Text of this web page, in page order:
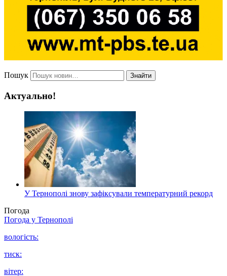
Пошук Знайти
Актуально!
У Тернополі знову зафіксували температурний рекорд
Погода
Погода у Тернополі
вологість:
тиск:
вітер: